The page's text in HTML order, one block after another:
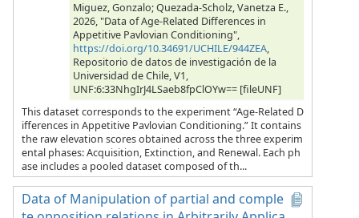
Miguez, Gonzalo; Quezada-Scholz, Vanetza E.,
2026, "Data of Age-Related Differences in
Appetitive Pavlovian Conditioning",
https://doi.org/10.34691/UCHILE/944ZEA,
Repositorio de datos de investigación de la
Universidad de Chile, V1,
UNF:6:33NhgIrJ4LSaeb8fpClOYw== [fileUNF]
This dataset corresponds to the experiment “Age-Related D
ifferences in Appetitive Pavlovian Conditioning.” It contains
the raw elevation scores obtained across the three experim
ental phases: Acquisition, Extinction, and Renewal. Each ph
ase includes a pooled dataset composed of th...
Data of Manipulation of partial and comple